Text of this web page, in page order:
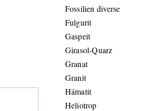
Fossilien diverse
Fulgurit
Gaspeit
Girasol-Quarz
Granat
Granit
Hämatit
Heliotrop